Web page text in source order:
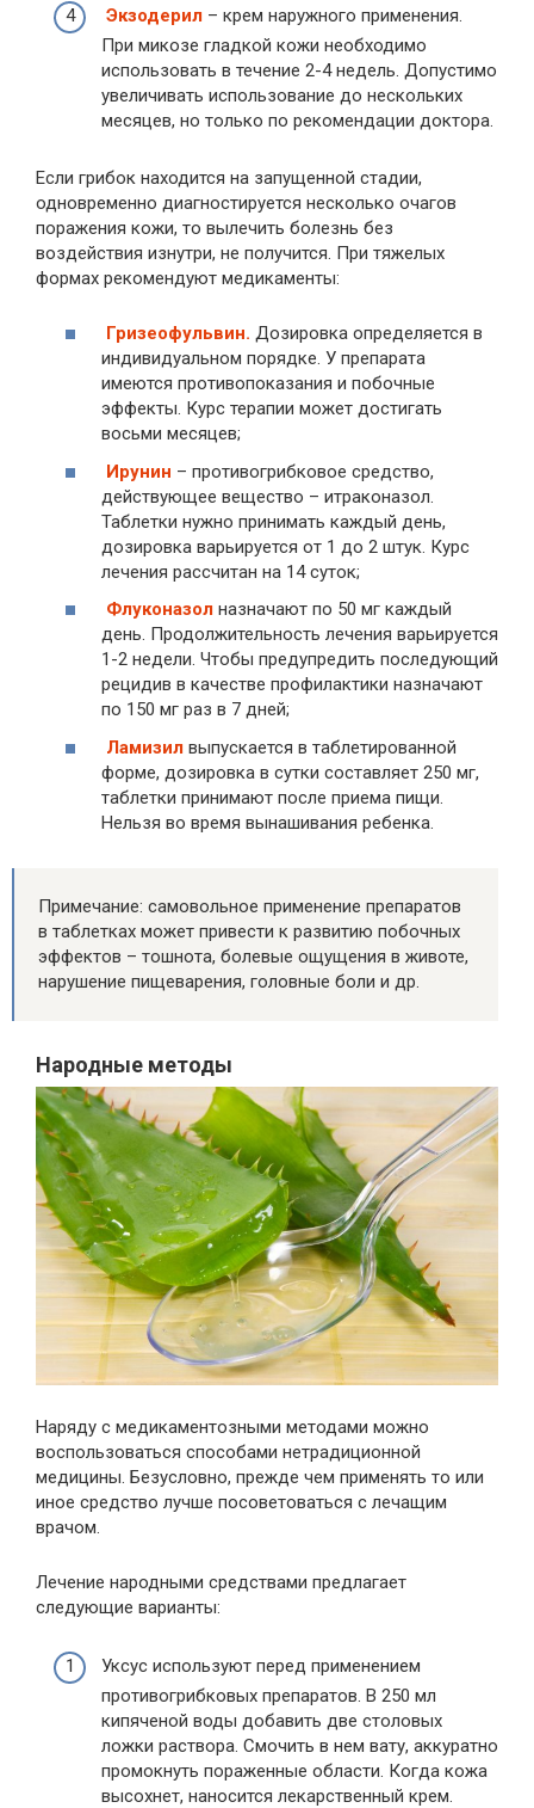
Экзодерил – крем наружного применения.
При микозе гладкой кожи необходимо
использовать в течение 2-4 недель. Допустимо
увеличивать использование до нескольких
месяцев, но только по рекомендации доктора.
Если грибок находится на запущенной стадии,
одновременно диагностируется несколько очагов
поражения кожи, то вылечить болезнь без
воздействия изнутри, не получится. При тяжелых
формах рекомендуют медикаменты:
Гризеофульвин. Дозировка определяется в
индивидуальном порядке. У препарата
имеются противопоказания и побочные
эффекты. Курс терапии может достигать
восьми месяцев;
Ирунин – противогрибковое средство,
действующее вещество – итраконазол.
Таблетки нужно принимать каждый день,
дозировка варьируется от 1 до 2 штук. Курс
лечения рассчитан на 14 суток;
Флуконазол назначают по 50 мг каждый
день. Продолжительность лечения варьируется
1-2 недели. Чтобы предупредить последующий
рецидив в качестве профилактики назначают
по 150 мг раз в 7 дней;
Ламизил выпускается в таблетированной
форме, дозировка в сутки составляет 250 мг,
таблетки принимают после приема пищи.
Нельзя во время вынашивания ребенка.
Примечание: самовольное применение препаратов
в таблетках может привести к развитию побочных
эффектов – тошнота, болевые ощущения в животе,
нарушение пищеварения, головные боли и др.
Народные методы
Наряду с медикаментозными методами можно
воспользоваться способами нетрадиционной
медицины. Безусловно, прежде чем применять то или
иное средство лучше посоветоваться с лечащим
врачом.
Лечение народными средствами предлагает
следующие варианты:
Уксус используют перед применением
противогрибковых препаратов. В 250 мл
кипяченой воды добавить две столовых
ложки раствора. Смочить в нем вату, аккуратно
промокнуть пораженные области. Когда кожа
высохнет, наносится лекарственный крем.